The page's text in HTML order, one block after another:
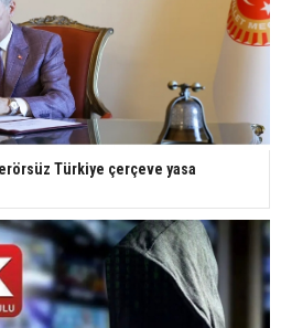
Türkiye çerçeve yasa